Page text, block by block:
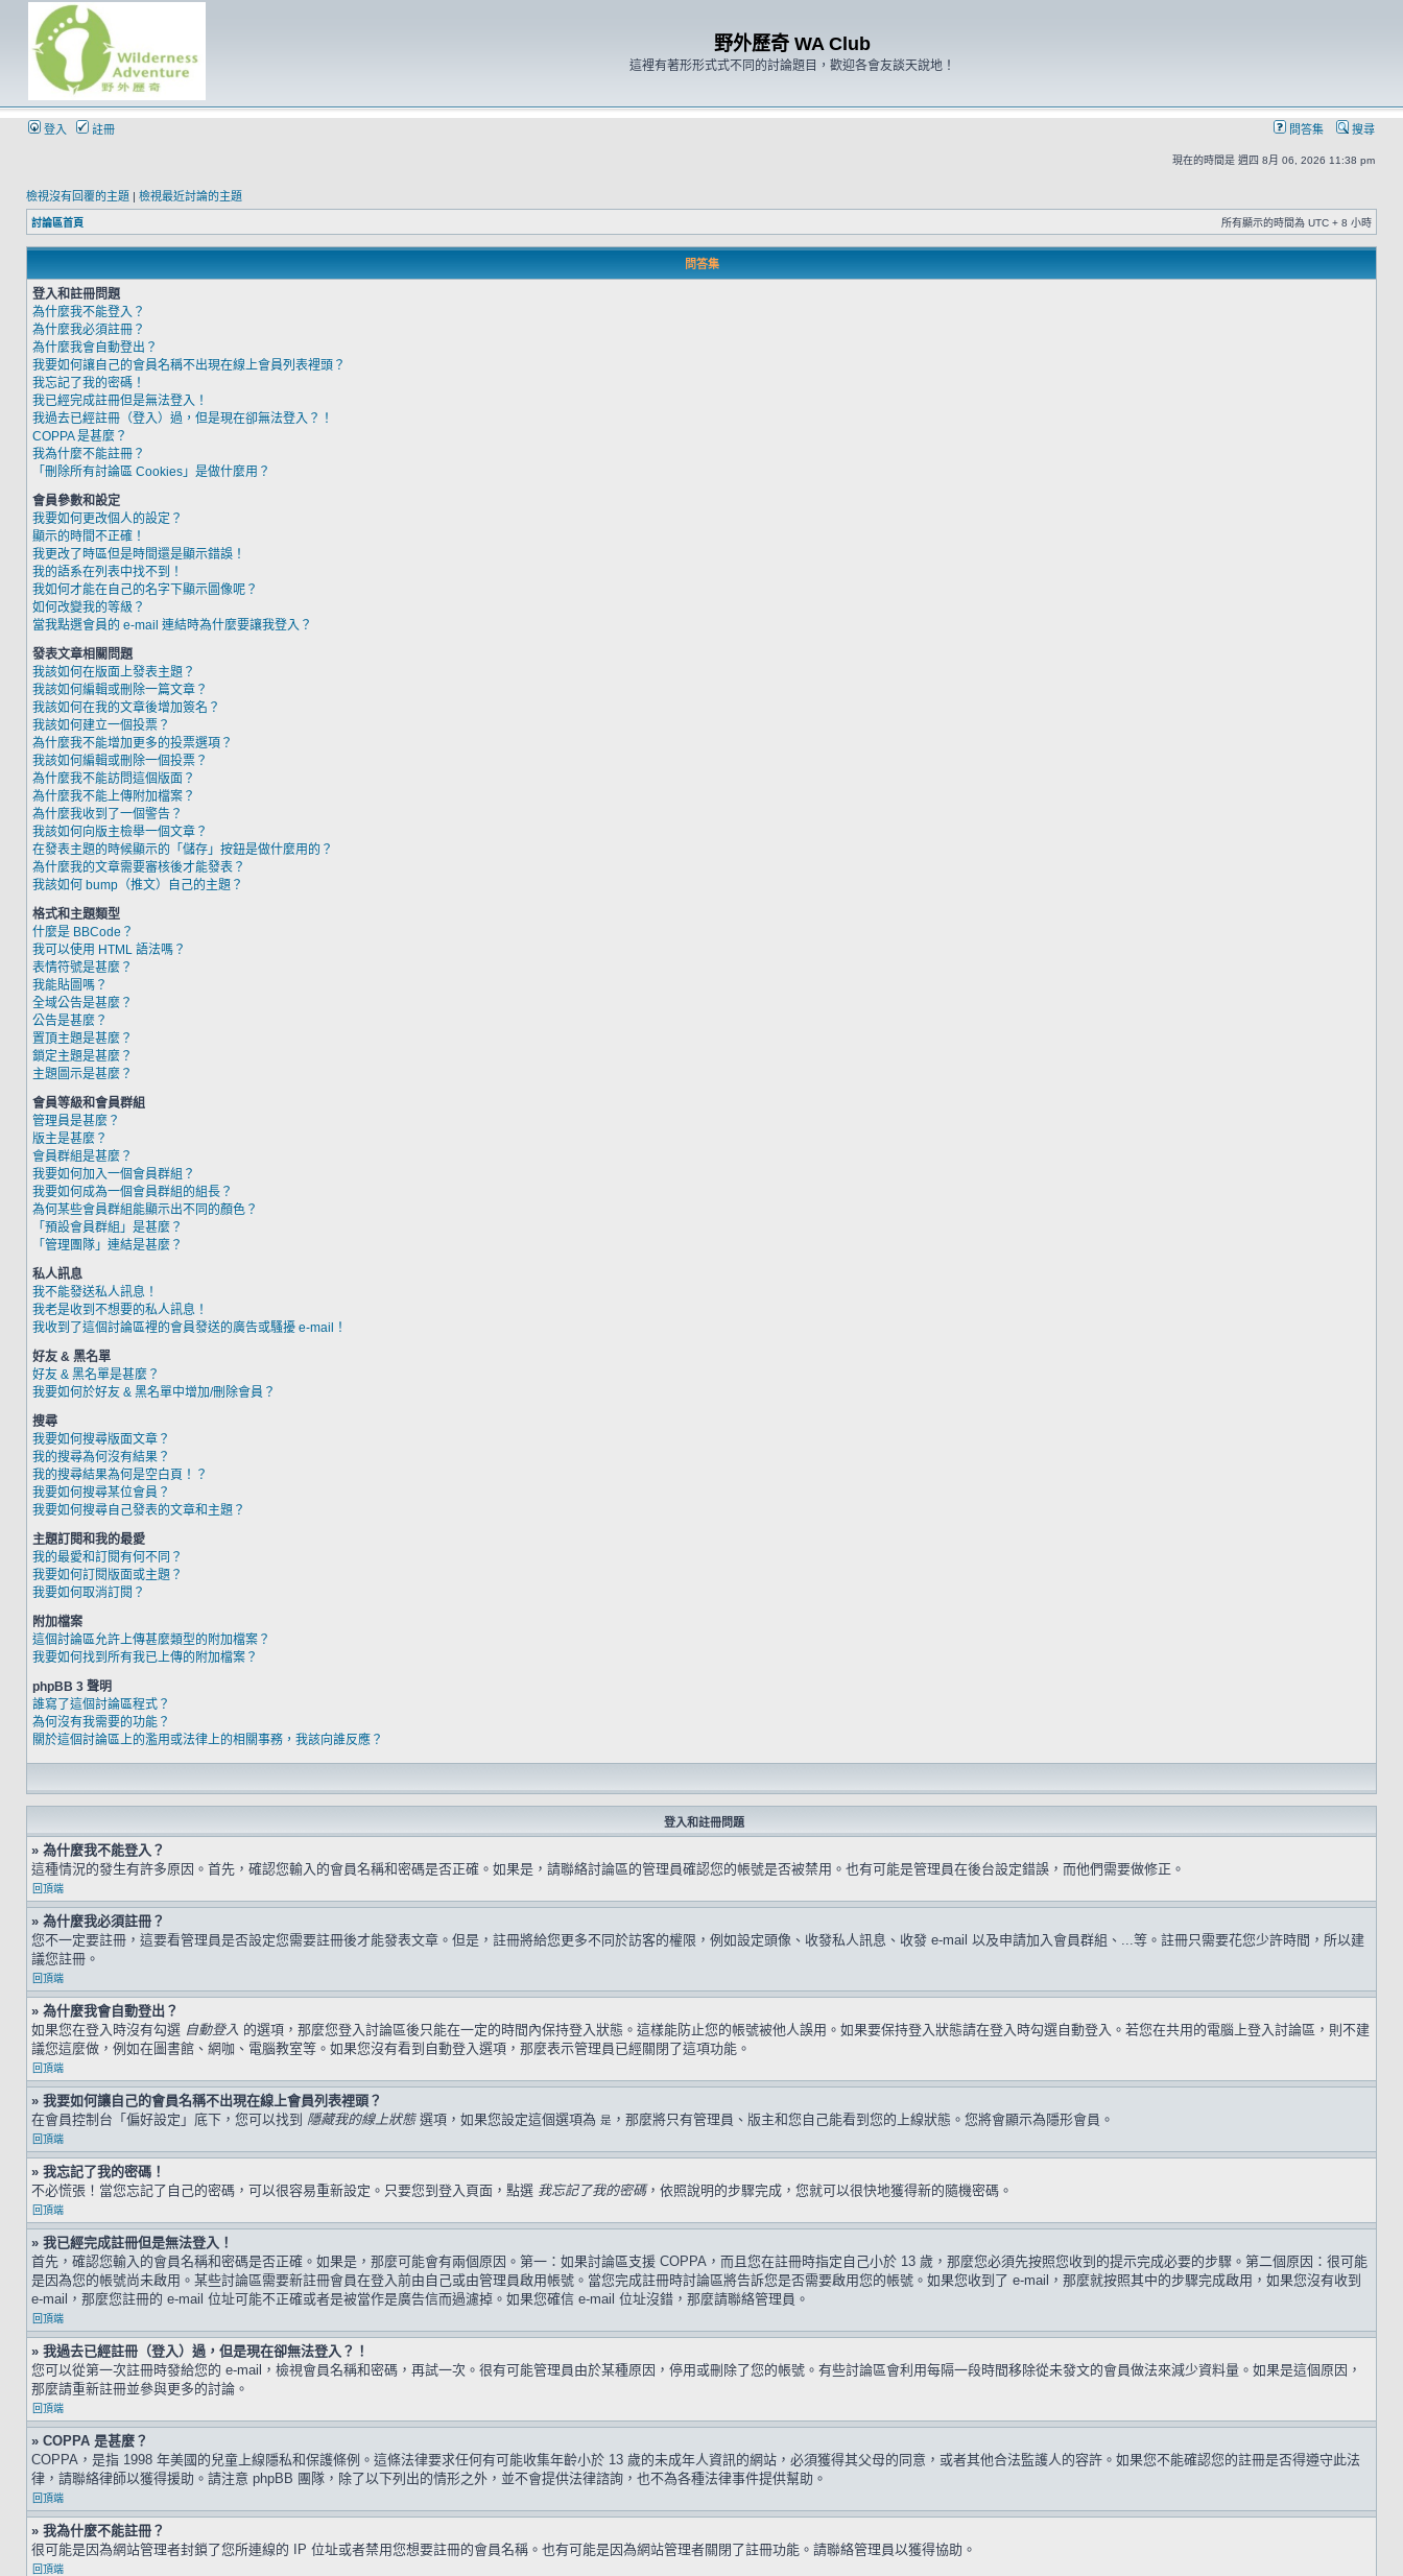
野外歷奇 WA Club
這裡有著形形式式不同的討論題目，歡迎各會友談天說地！
登入 註冊 問答集 搜尋
現在的時間是 週四 8月 06, 2026 11:38 pm
檢視沒有回覆的主題 | 檢視最近討論的主題
討論區首頁 所有顯示的時間為 UTC + 8 小時
問答集
登入和註冊問題
為什麼我不能登入？
為什麼我必須註冊？
為什麼我會自動登出？
我要如何讓自己的會員名稱不出現在線上會員列表裡頭？
我忘記了我的密碼！
我已經完成註冊但是無法登入！
我過去已經註冊（登入）過，但是現在卻無法登入？！
COPPA 是甚麼？
我為什麼不能註冊？
「刪除所有討論區 Cookies」是做什麼用？
會員參數和設定
我要如何更改個人的設定？
顯示的時間不正確！
我更改了時區但是時間還是顯示錯誤！
我的語系在列表中找不到！
我如何才能在自己的名字下顯示圖像呢？
如何改變我的等級？
當我點選會員的 e-mail 連結時為什麼要讓我登入？
發表文章相關問題
我該如何在版面上發表主題？
我該如何編輯或刪除一篇文章？
我該如何在我的文章後增加簽名？
我該如何建立一個投票？
為什麼我不能增加更多的投票選項？
我該如何編輯或刪除一個投票？
為什麼我不能訪問這個版面？
為什麼我不能上傳附加檔案？
為什麼我收到了一個警告？
我該如何向版主檢舉一個文章？
在發表主題的時候顯示的「儲存」按鈕是做什麼用的？
為什麼我的文章需要審核後才能發表？
我該如何 bump（推文）自己的主題？
格式和主題類型
什麼是 BBCode？
我可以使用 HTML 語法嗎？
表情符號是甚麼？
我能貼圖嗎？
全域公告是甚麼？
公告是甚麼？
置頂主題是甚麼？
鎖定主題是甚麼？
主題圖示是甚麼？
會員等級和會員群組
管理員是甚麼？
版主是甚麼？
會員群組是甚麼？
我要如何加入一個會員群組？
我要如何成為一個會員群組的組長？
為何某些會員群組能顯示出不同的顏色？
「預設會員群組」是甚麼？
「管理團隊」連結是甚麼？
私人訊息
我不能發送私人訊息！
我老是收到不想要的私人訊息！
我收到了這個討論區裡的會員發送的廣告或騷擾 e-mail！
好友 & 黑名單
好友 & 黑名單是甚麼？
我要如何於好友 & 黑名單中增加/刪除會員？
搜尋
我要如何搜尋版面文章？
我的搜尋為何沒有結果？
我的搜尋結果為何是空白頁！？
我要如何搜尋某位會員？
我要如何搜尋自己發表的文章和主題？
主題訂閱和我的最愛
我的最愛和訂閱有何不同？
我要如何訂閱版面或主題？
我要如何取消訂閱？
附加檔案
這個討論區允許上傳甚麼類型的附加檔案？
我要如何找到所有我已上傳的附加檔案？
phpBB 3 聲明
誰寫了這個討論區程式？
為何沒有我需要的功能？
關於這個討論區上的濫用或法律上的相關事務，我該向誰反應？
登入和註冊問題
» 為什麼我不能登入？
這種情況的發生有許多原因。首先，確認您輸入的會員名稱和密碼是否正確。如果是，請聯絡討論區的管理員確認您的帳號是否被禁用。也有可能是管理員在後台設定錯誤，而他們需要做修正。
回頂端
» 為什麼我必須註冊？
您不一定要註冊，這要看管理員是否設定您需要註冊後才能發表文章。但是，註冊將給您更多不同於訪客的權限，例如設定頭像、收發私人訊息、收發 e-mail 以及申請加入會員群組、...等。註冊只需要花您少許時間，所以建
議您註冊。
回頂端
» 為什麼我會自動登出？
如果您在登入時沒有勾選 自動登入 的選項，那麼您登入討論區後只能在一定的時間內保持登入狀態。這樣能防止您的帳號被他人誤用。如果要保持登入狀態請在登入時勾選自動登入。若您在共用的電腦上登入討論區，則不建
議您這麼做，例如在圖書館、網咖、電腦教室等。如果您沒有看到自動登入選項，那麼表示管理員已經關閉了這項功能。
回頂端
» 我要如何讓自己的會員名稱不出現在線上會員列表裡頭？
在會員控制台「偏好設定」底下，您可以找到 隱藏我的線上狀態選項，如果您設定這個選項為 是 ，那麼將只有管理員、版主和您自己能看到您的上線狀態。您將會顯示為隱形會員。
回頂端
» 我忘記了我的密碼！
不必慌張！當您忘記了自己的密碼，可以很容易重新設定。只要您到登入頁面，點選 我忘記了我的密碼，依照說明的步驟完成，您就可以很快地獲得新的隨機密碼。
回頂端
» 我已經完成註冊但是無法登入！
首先，確認您輸入的會員名稱和密碼是否正確。如果是，那麼可能會有兩個原因。第一：如果討論區支援 COPPA，而且您在註冊時指定自己小於 13 歲，那麼您必須先按照您收到的提示完成必要的步驟。第二個原因：很可能
是因為您的帳號尚未啟用。某些討論區需要新註冊會員在登入前由自己或由管理員啟用帳號。當您完成註冊時討論區將告訴您是否需要啟用您的帳號。如果您收到了 e-mail，那麼就按照其中的步驟完成啟用，如果您沒有收到
e-mail，那麼您註冊的 e-mail 位址可能不正確或者是被當作是廣告信而過濾掉。如果您確信 e-mail 位址沒錯，那麼請聯絡管理員。
回頂端
» 我過去已經註冊（登入）過，但是現在卻無法登入？！
您可以從第一次註冊時發給您的 e-mail，檢視會員名稱和密碼，再試一次。很有可能管理員由於某種原因，停用或刪除了您的帳號。有些討論區會利用每隔一段時間移除從未發文的會員做法來減少資料量。如果是這個原因，
那麼請重新註冊並參與更多的討論。
回頂端
» COPPA 是甚麼？
COPPA，是指 1998 年美國的兒童上線隱私和保護條例。這條法律要求任何有可能收集年齡小於 13 歲的未成年人資訊的網站，必須獲得其父母的同意，或者其他合法監護人的容許。如果您不能確認您的註冊是否得遵守此法
律，請聯絡律師以獲得援助。請注意 phpBB 團隊，除了以下列出的情形之外，並不會提供法律諮詢，也不為各種法律事件提供幫助。
回頂端
» 我為什麼不能註冊？
很可能是因為網站管理者封鎖了您所連線的 IP 位址或者禁用您想要註冊的會員名稱。也有可能是因為網站管理者關閉了註冊功能。請聯絡管理員以獲得協助。
回頂端